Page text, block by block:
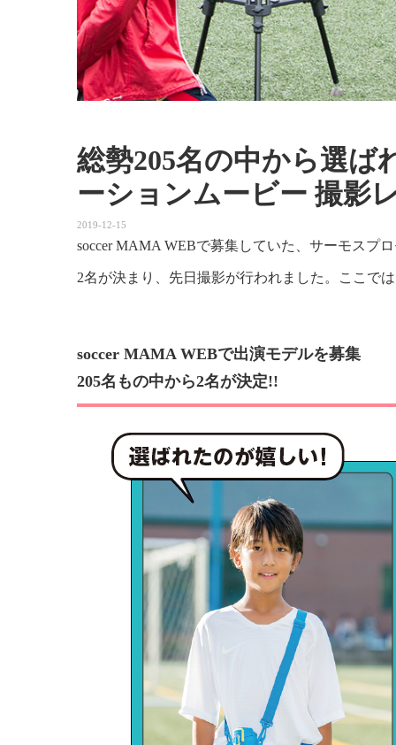
総勢205名の中から選ば
ーションムービー 撮影
2019-12-15
soccer MAMA WEBで募集していた、サーモスプ
2名が決まり、先日撮影が行われました。ここで
soccer MAMA WEBで出演モデルを募集
205名もの中から2名が決定!!